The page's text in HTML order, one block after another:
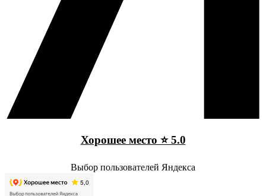
Хорошее место ⭐ 5.0
Выбор пользователей Яндекса